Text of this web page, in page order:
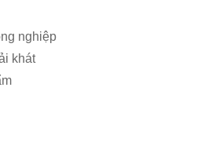
nghiệp
khát